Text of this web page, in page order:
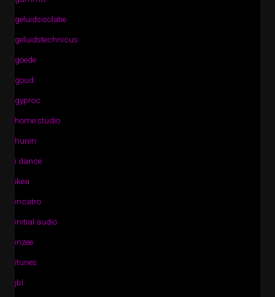
geluidsisolatie
geluidstechnicus
goede
goud
gyproc
home studio
huren
i dance
ikea
incatro
initial audio
inzee
itunes
jbl